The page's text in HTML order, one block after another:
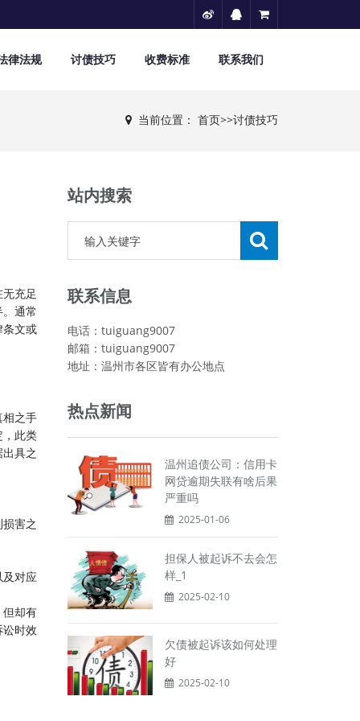
律法规 讨债技巧 收费标准 联系我们
当前位置： 首页>>讨债技巧
充足
通常
条文或
相之手
，此类
具之
害之
及对应
但却有
时效
站内搜索
联系信息
电话：tuiguang9007
邮箱：tuiguang9007
地址：温州市各区皆有办公地点
热点新闻
温州追债公司：信用卡
网贷逾期失联有啥后果
严重吗
2025-01-06
担保人被起诉不去会怎
样_1
2025-02-10
欠债被起诉该如何处理
好
2025-02-10